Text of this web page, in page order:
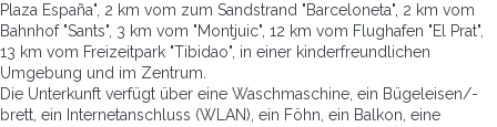
Plaza España", 2 km vom zum Sandstrand "Barceloneta", 2 km vom
Bahnhof "Sants", 3 km vom "Montjuic", 12 km vom Flughafen "El Prat",
13 km vom Freizeitpark "Tibidao", in einer kinderfreundlichen
Umgebung und im Zentrum.
Die Unterkunft verfügt über eine Waschmaschine, ein Bügeleisen/-
brett, ein Internetanschluss (WLAN), ein Föhn, ein Balkon, eine